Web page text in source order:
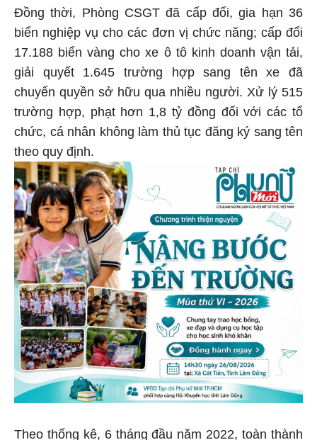
Đồng thời, Phòng CSGT đã cấp đổi, gia hạn 36
biển nghiệp vụ cho các đơn vị chức năng; cấp đổi
17.188 biển vàng cho xe ô tô kinh doanh vận tải,
giải quyết 1.645 trường hợp sang tên xe đã
chuyển quyền sở hữu qua nhiều người. Xử lý 515
trường hợp, phạt hơn 1,8 tỷ đồng đối với các tổ
chức, cá nhân không làm thủ tục đăng ký sang tên
theo quy định.
Theo thống kê, 6 tháng đầu năm 2022, toàn thành